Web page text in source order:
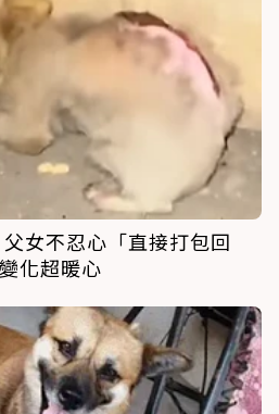
女不忍心「直接打包回
化超暖心